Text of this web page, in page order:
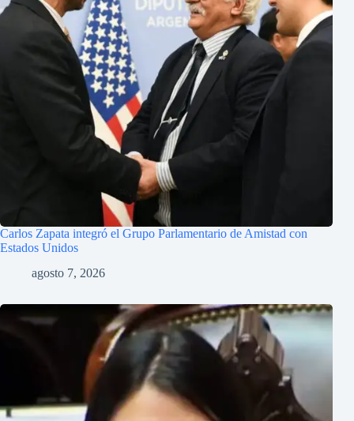
Carlos Zapata integró el Grupo Parlamentario de Amistad con
Estados Unidos
agosto 7, 2026